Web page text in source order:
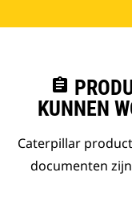
assignment
KUNNEN
Caterpillar
documenten